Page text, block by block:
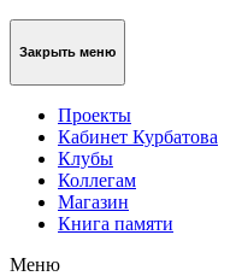
Закрыть меню
Проекты
Кабинет Курбатова
Клубы
Коллегам
Магазин
Книга памяти
Меню